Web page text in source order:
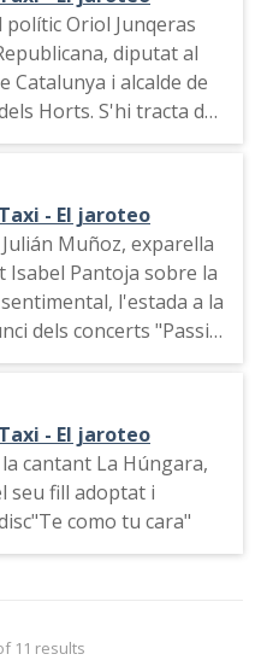
polític Oriol Junqeras
diputat al
Catalunya i alcalde de
Horts. S'hi tracta del
Catalunya, la seva
eleccions municipals
resultats d'ERC a
la consulta
sobre la
de Catalunya i les
de l'Estat amb les
- El jaroteo
Muñoz, exparella
Isabel Pantoja sobre la
l'estada a la
dels concerts "Passió
d'Isabel Pantoja
- El jaroteo
cantant La Húngara,
seu fill adoptat i
como tu cara"
11 results